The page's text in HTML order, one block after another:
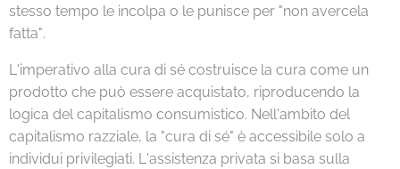
stesso tempo le incolpa o le punisce per "non avercela
fatta".
L'imperativo alla cura di sé costruisce la cura come un
prodotto che può essere acquistato, riproducendo la
logica del capitalismo consumistico. Nell'ambito del
capitalismo razziale, la "cura di sé" è accessibile solo a
individui privilegiati. L'assistenza privata si basa sulla